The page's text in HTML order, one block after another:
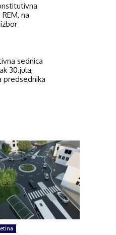
na
sednica
30.jula,
predsednika